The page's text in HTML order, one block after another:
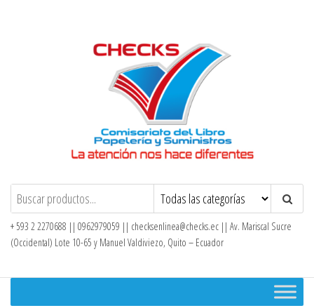
Checks – Tienda en Línea
+ 593 2 2270688 || 0962979059 || checksenlinea@checks.ec || Av. Mariscal Sucre
(Occidental) Lote 10-65 y Manuel Valdiviezo, Quito – Ecuador